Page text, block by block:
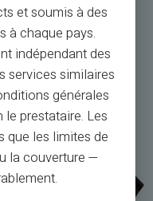
et soumis à des
à chaque pays.
indépendant des
services similaires
générales
prestataire. Les
que les limites de
la couverture —